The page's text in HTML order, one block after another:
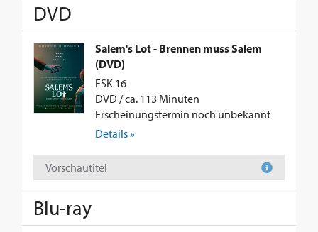
DVD
Salem's Lot - Brennen muss Salem
(DVD)
FSK 16
DVD / ca. 113 Minuten
Erscheinungstermin noch unbekannt
Details »
Vorschautitel
Blu-ray